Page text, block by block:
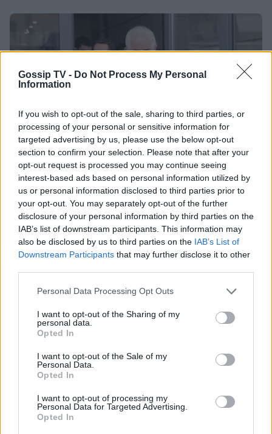
Gossip TV - Do Not Process My Personal
Information
If you wish to opt-out of the sale, sharing to third parties, or
processing of your personal or sensitive information for
targeted advertising by us, please use the below opt-out
section to confirm your selection. Please note that after your
opt-out request is processed you may continue seeing
interest-based ads based on personal information utilized by
us or personal information disclosed to third parties prior to
your opt-out. You may separately opt-out of the further
disclosure of your personal information by third parties on the
IAB’s list of downstream participants. This information may
also be disclosed by us to third parties on the IAB’s List of
Downstream Participants that may further disclose it to other
Personal Data Processing Opt Outs
I want to opt-out of the Sharing of my
personal data.
Opted In
I want to opt-out of the Sale of my
Personal Data.
Opted In
I want to opt-out of processing my
Personal Data for Targeted Advertising.
Opted In
SHOWBIZ
Πέτρος Φιλιππίδης: Απών από τη δίκη!
Επιβαρύνθηκε η υγεία του - «Ίσως να
νοσηλευτεί…»
10:22 @19-05-2025